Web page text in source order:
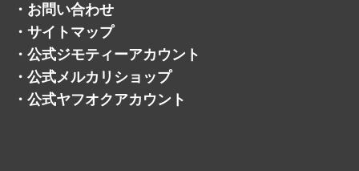
・ お問い合わせ
・ サイトマップ
・ 公式ジモティーアカウント
・ 公式メルカリショップ
・ 公式ヤフオクアカウント